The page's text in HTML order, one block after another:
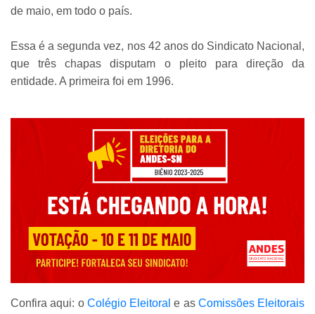
de maio, em todo o país.
Essa é a segunda vez, nos 42 anos do Sindicato Nacional,
que três chapas disputam o pleito para direção da
entidade. A primeira foi em 1996.
Confira aqui: o Colégio Eleitorale asComissões Eleitorais